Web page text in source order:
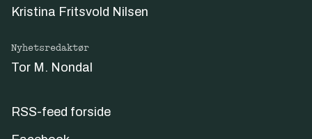
Kristina Fritsvold Nilsen
Nyhetsredaktør
Tor M. Nondal
RSS-feed forside